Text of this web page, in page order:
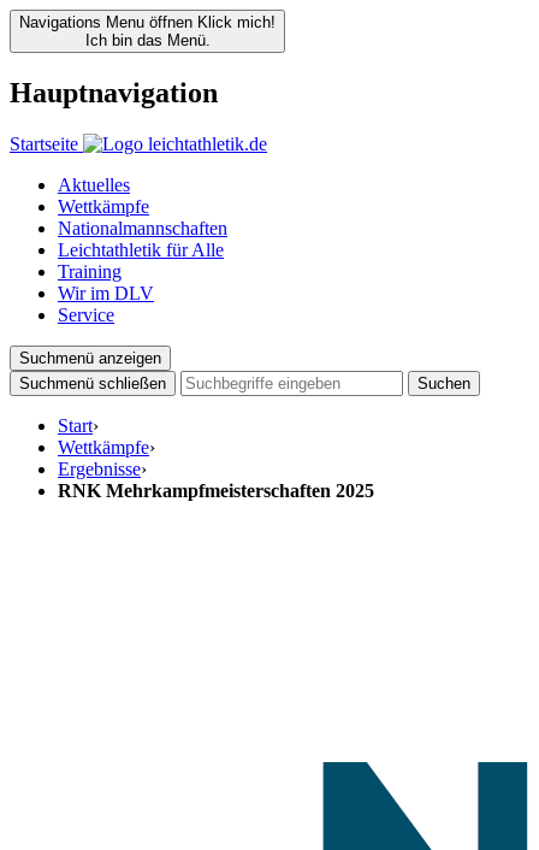
Navigations Menu öffnen Klick mich!
Ich bin das Menü.
Hauptnavigation
Startseite
Aktuelles
Wettkämpfe
Nationalmannschaften
Leichtathletik für Alle
Training
Wir im DLV
Service
Suchmenü anzeigen
Suchmenü schließen
Suchen
Start›
Wettkämpfe›
Ergebnisse›
RNK Mehrkampfmeisterschaften 2025